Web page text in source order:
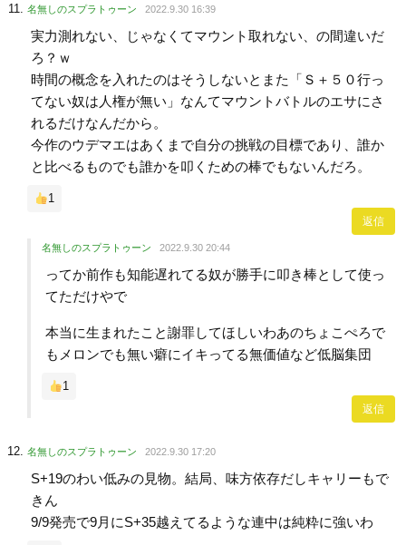
名無しのスプラトゥーン 2022.9.30 16:39
実力測れない、じゃなくてマウント取れない、の間違いだ
ろ？ｗ
時間の概念を入れたのはそうしないとまた「Ｓ＋５０行っ
てない奴は人権が無い」なんてマウントバトルのエサにさ
れるだけなんだから。
今作のウデマエはあくまで自分の挑戦の目標であり、誰か
と比べるものでも誰かを叩くための棒でもないんだろ。
1
返信
名無しのスプラトゥーン 2022.9.30 20:44
ってか前作も知能遅れてる奴が勝手に叩き棒として使っ
てただけやで
本当に生まれたこと謝罪してほしいわあのちょこぺろで
もメロンでも無い癖にイキってる無価値など低脳集団
1
返信
名無しのスプラトゥーン 2022.9.30 17:20
S+19のわい低みの見物。結局、味方依存だしキャリーもで
きん
9/9発売で9月にS+35越えてるような連中は純粋に強いわ